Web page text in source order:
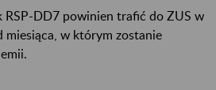
RSP-DD7 powinien trafić do ZUS w
miesiąca, w którym zostanie